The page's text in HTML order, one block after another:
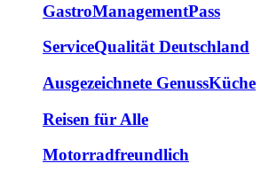
GastroManagementPass
ServiceQualität Deutschland
Ausgezeichnete GenussKüche
Reisen für Alle
Motorradfreundlich